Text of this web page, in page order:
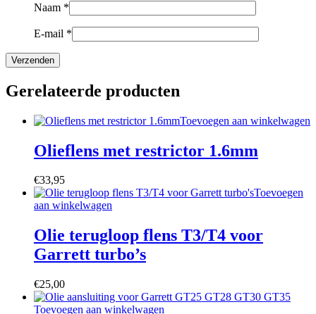
Naam *
E-mail *
Gerelateerde producten
Toevoegen aan winkelwagen
Olieflens met restrictor 1.6mm
€33,95
Toevoegen
aan winkelwagen
Olie terugloop flens T3/T4 voor
Garrett turbo’s
€25,00
Toevoegen aan winkelwagen